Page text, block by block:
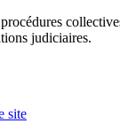
judiciaires.
site